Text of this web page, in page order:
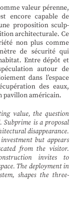
valeur pérenne,
encore capable de
pro­po­sition sculp­
archi­tec­turale. Ce
non plus comme
de sécurité qui
Entre dépôt et
autour de
dans l’espace
des eaux,
pavillon américain.
value, the question
is a proposal
disappearance.
but appears
from the visitor.
invites to
The deployment in
shapes the three-